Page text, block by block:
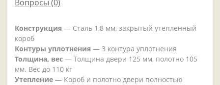
Вопросы (0)
Конструкция — Сталь 1,8 мм, закрытый утепленный
короб
Контуры уплотнения — 3 контура уплотнения
Толщина, вес — Толщина двери 125 мм, полотно 105
мм. Вес до 110 кг
Утепление — Короб и полотно двери полностью